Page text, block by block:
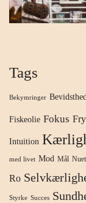
Tags
Bekymringer Bevidsthed
Fiskeolie Fokus
Intuition
med livet Mod Mål Nuet
Ro
Styrke Succes